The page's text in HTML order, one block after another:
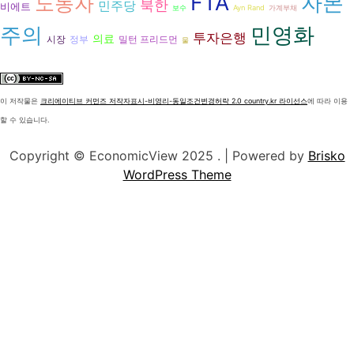
비에트 민주당 북한 보수 Ayn Rand 가계부채
주의 시장 정부 의료 밀턴 프리드먼 물 투자은행 민영화
이 저작물은 크리에이티브 커먼즈 저작자표시-비영리-동일조건변경허락 2.0 country.kr 라이선스에 따라 이용
할 수 있습니다.
Copyright © EconomicView 2025 . | Powered by Brisko
WordPress Theme